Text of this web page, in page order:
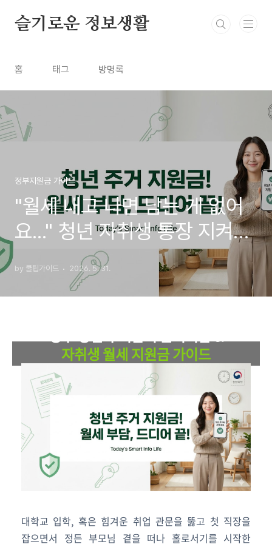
슬기로운 정보생활
홈 태그 방명록
정부지원금 가이드
"월세 내고 나면 남는 게 없어
요..." 청년 자취생 통장 지켜줄
매달 30만원 주거지원금 신청
법
by 쿨팁가이드 2026. 5. 31.
자취생 월세 지원금 가이드
독립한 청년들의 주거비 부담을 씻어줄 실질적 주거 혜택
2026년 최신 기준 자격 요건, 매달 최대 34만 원 수령법 총정리
대학교 입학, 혹은 힘겨운 취업 관문을 뚫고 첫 직장을
잡으면서 정든 부모님 곁을 떠나 홀로서기를 시작한